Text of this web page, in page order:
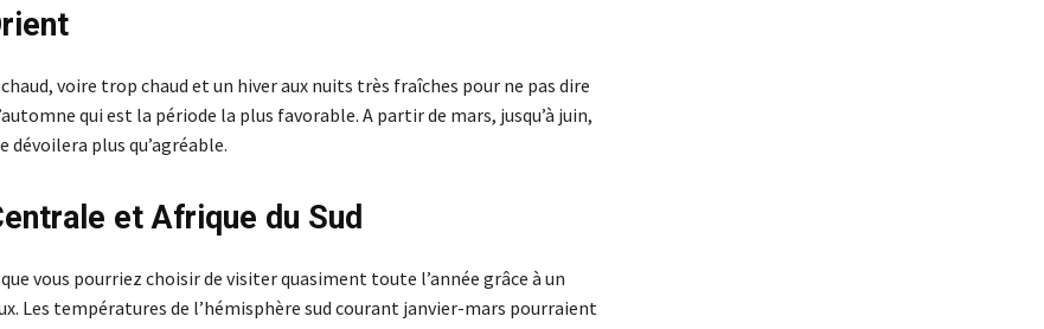
voire trop chaud et un hiver aux nuits très fraîches pour ne pas dire
qui est la période la plus favorable. A partir de mars, jusqu’à juin,
dévoilera plus qu’agréable.
et Afrique du Sud
vous pourriez choisir de visiter quasiment toute l’année grâce à un
Les températures de l’hémisphère sud courant janvier-mars pourraient